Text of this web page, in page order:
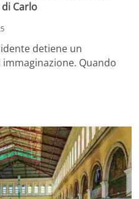
Carlo
detiene un
Quando